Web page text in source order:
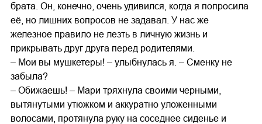
брата. Он, конечно, очень удивился, когда я попросила
её, но лишних вопросов не задавал. У нас же
железное правило не лезть в личную жизнь и
прикрывать друг друга перед родителями.
– Мои вы мушкетеры! – улыбнулась я. – Сменку не
забыла?
– Обижаешь! – Мари тряхнула своими черными,
вытянутыми утюжком и аккуратно уложенными
волосами, протянула руку на соседнее сиденье и